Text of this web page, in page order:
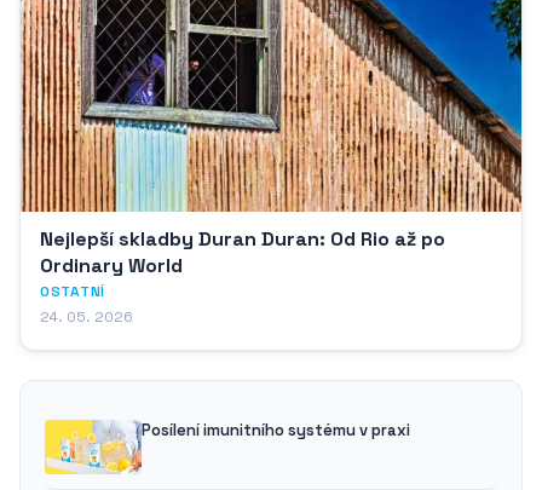
Nejlepší skladby Duran Duran: Od Rio až po
Ordinary World
OSTATNÍ
24. 05. 2026
Posílení imunitního systému v praxi